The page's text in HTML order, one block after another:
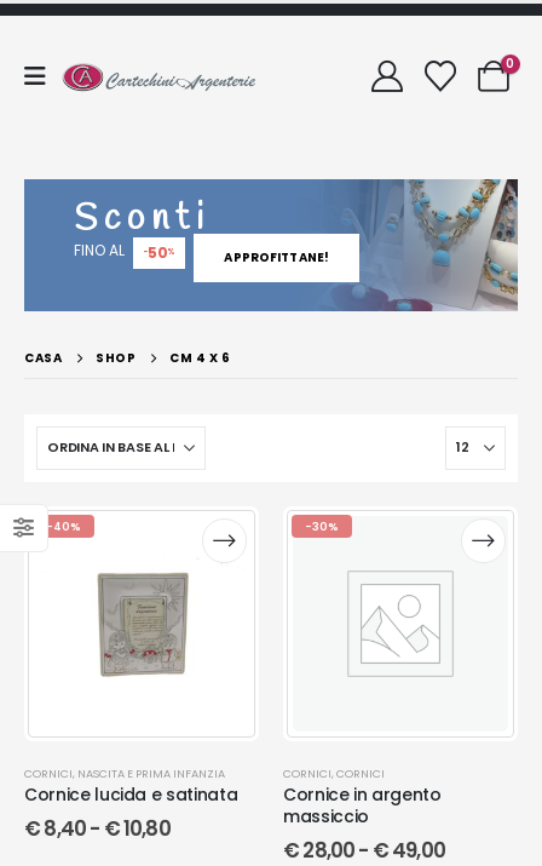
0
Sconti
FINO AL -50% APPROFITTANE!
CASA SHOP CM 4 X 6
-40%
CORNICI, NASCITA E PRIMA INFANZIA
Cornice lucida e satinata
€8,40- €10,80
-30%
CORNICI, CORNICI
Cornice in argento
massiccio
€28,00- €49,00